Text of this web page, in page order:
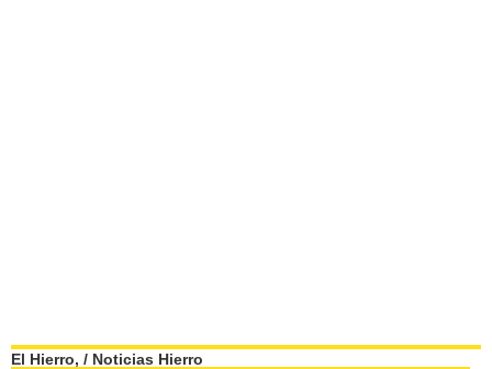
El Hierro, / Noticias Hierro